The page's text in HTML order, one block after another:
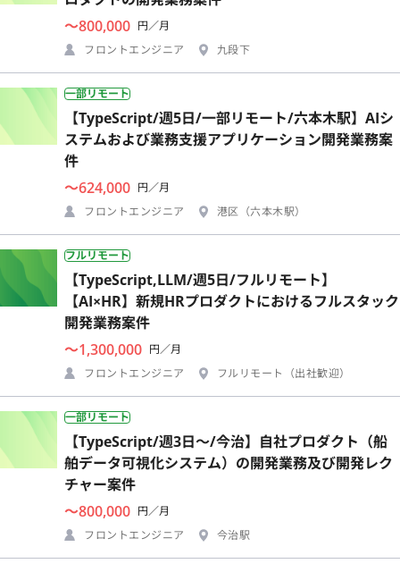
〜800,000 円／月
フロントエンジニア
九段下
一部リモート
【TypeScript/週5日/一部リモート/六本木駅】AIシ
ステムおよび業務支援アプリケーション開発業務案
件
〜624,000 円／月
フロントエンジニア
港区（六本木駅）
フルリモート
【TypeScript,LLM/週5日/フルリモート】
【AI×HR】新規HRプロダクトにおけるフルスタック
開発業務案件
〜1,300,000 円／月
フロントエンジニア
フルリモート（出社歓迎）
一部リモート
【TypeScript/週3日〜/今治】自社プロダクト（船
舶データ可視化システム）の開発業務及び開発レク
チャー案件
〜800,000 円／月
フロントエンジニア
今治駅